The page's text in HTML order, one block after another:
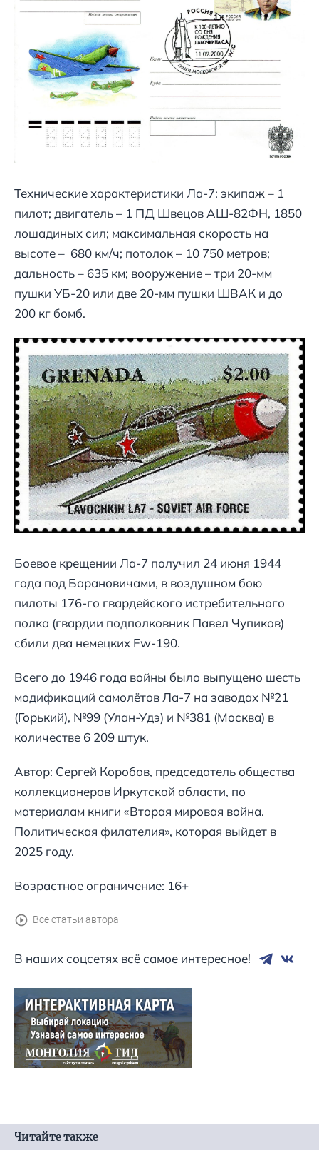
Технические характеристики Ла-7: экипаж – 1
пилот; двигатель – 1 ПД Швецов АШ-82ФН, 1850
лошадиных сил; максимальная скорость на
высоте – 680 км/ч; потолок – 10 750 метров;
дальность – 635 км; вооружение – три 20-мм
пушки УБ-20 или две 20-мм пушки ШВАК и до
200 кг бомб.
Боевое крещении Ла-7 получил 24 июня 1944
года под Барановичами, в воздушном бою
пилоты 176-го гвардейского истребительного
полка (гвардии подполковник Павел Чупиков)
сбили два немецких Fw-190.
Всего до 1946 года войны было выпущено шесть
модификаций самолётов Ла-7 на заводах №21
(Горький), №99 (Улан-Удэ) и №381 (Москва) в
количестве 6 209 штук.
Автор: Сергей Коробов, председатель общества
коллекционеров Иркутской области, по
материалам книги «Вторая мировая война.
Политическая филателия», которая выйдет в
2025 году.
Возрастное ограничение: 16+
Все статьи автора
В наших соцсетях всё самое интересное!
Читайте также